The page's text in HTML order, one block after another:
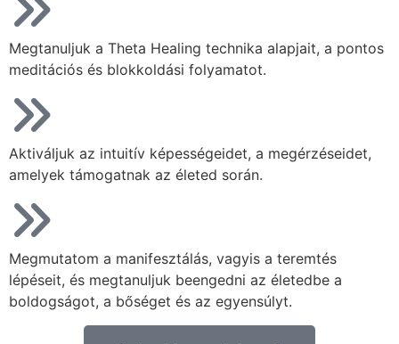
Megtanuljuk a Theta Healing technika alapjait, a pontos
meditációs és blokkoldási folyamatot.
Aktiváljuk az intuitív képességeidet, a megérzéseidet,
amelyek támogatnak az életed során.
Megmutatom a manifesztálás, vagyis a teremtés
lépéseit, és megtanuljuk beengedni az életedbe a
boldogságot, a bőséget és az egyensúlyt.